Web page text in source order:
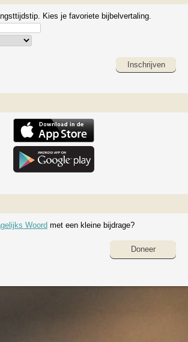
Kies je favoriete bijbelvertaling.
Inschrijven
Woord met een kleine bijdrage?
Doneer